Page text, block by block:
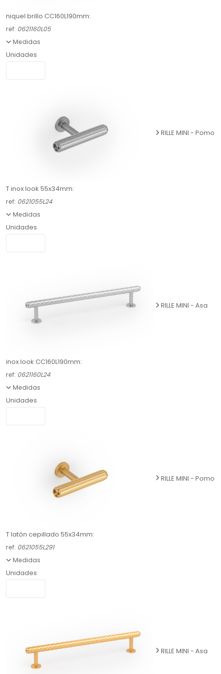
niquel brillo CC160L190mm:
ref: 0621160L05
Medidas
Unidades
RILLE MINI - Pomo
T inox look 55x34mm:
ref: 0621055L24
Medidas
Unidades
RILLE MINI - Asa
inox look CC160L190mm:
ref: 0621160L24
Medidas
Unidades
RILLE MINI - Pomo
T latón cepillado 55x34mm:
ref: 0621055L291
Medidas
Unidades
RILLE MINI - Asa